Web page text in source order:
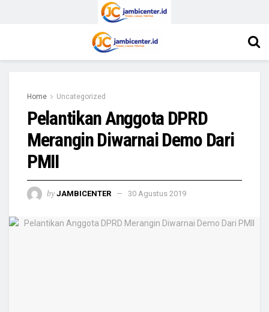
Home Uncategorized
Pelantikan Anggota DPRD
Merangin Diwarnai Demo Dari
PMII
by JAMBICENTER 30 Agustus 2019